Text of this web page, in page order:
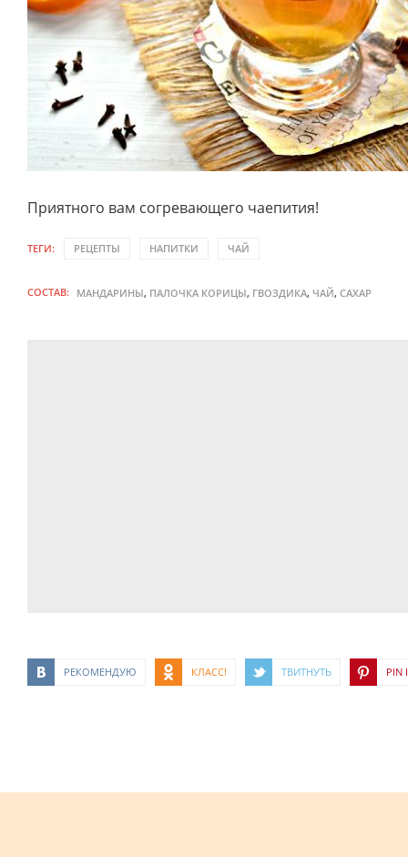
Приятного вам согревающего чаепития!
ТЕГИ: РЕЦЕПТЫ НАПИТКИ ЧАЙ
СОСТАВ: МАНДАРИНЫ, ПАЛОЧКА КОРИЦЫ, ГВОЗДИКА, ЧАЙ, САХАР
РЕКОМЕНДУЮ КЛАСС! ТВИТНУТЬ PIN